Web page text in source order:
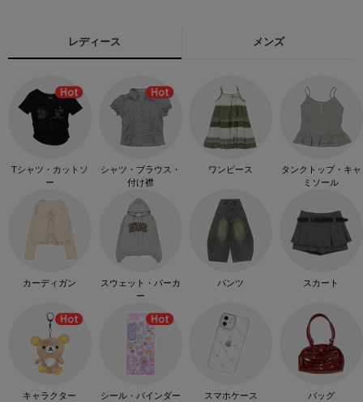
レディース メンズ
Tシャツ・カットソ
ー
シャツ・ブラウス・
付け襟
ワンピース
タンクトップ・キャ
ミソール
カーディガン
スウェット・パーカ
ー
パンツ スカート
キャラクター シール・バインダー スマホケース バッグ